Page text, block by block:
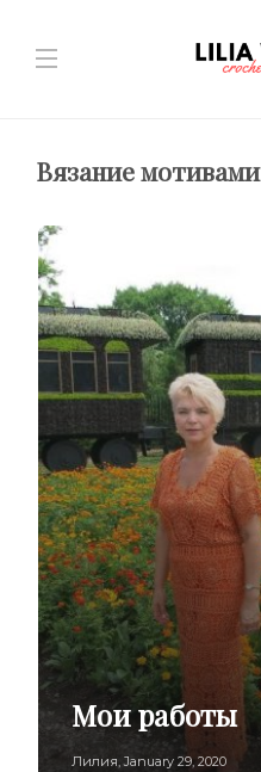
Вязание мотивами
Мои работы
Лилия,January 29, 2020